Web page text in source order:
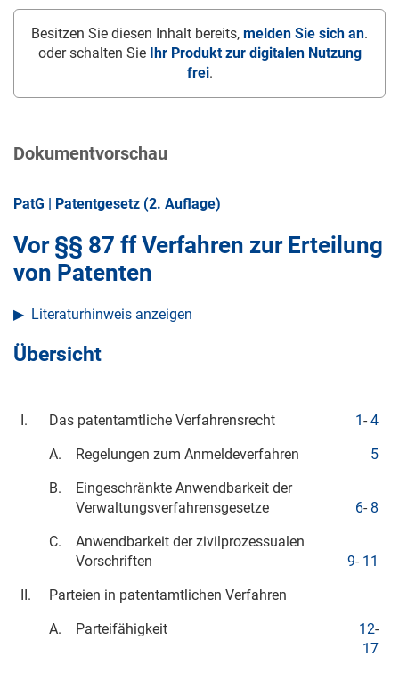
Besitzen Sie diesen Inhalt bereits, melden Sie sich an.
oder schalten Sie
Ihr Produkt zur digitalen Nutzung
frei.
Dokumentvorschau
PatG | Patentgesetz (2. Auflage)
Vor §§ 87 ff Verfahren zur Erteilung
von Patenten
Literaturhinweis anzeigen
Übersicht
I. Das patentamtliche Verfahrensrecht 1 - 4
A.
Regelungen zum Anmeldeverfahren
5
B.
Eingeschränkte Anwendbarkeit der
Verwaltungsverfahrensgesetze
6- 8
C.
Anwendbarkeit der zivilprozessualen
Vorschriften
9- 11
II.
Parteien in patentamtlichen Verfahren
A.
Parteifähigkeit 12-
17